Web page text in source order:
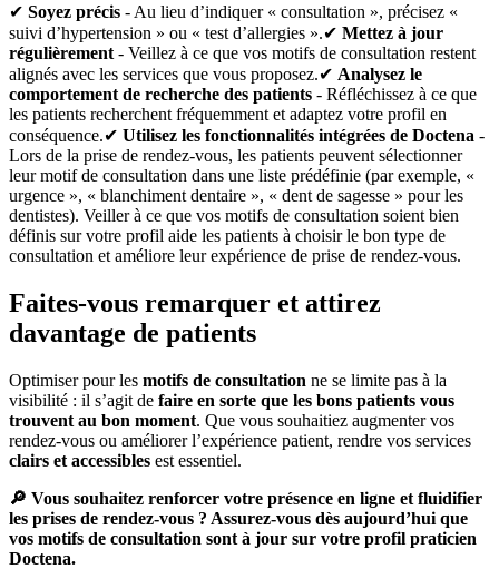
✔ Soyez précis - Au lieu d’indiquer « consultation », précisez «
suivi d’hypertension » ou « test d’allergies ».✔ Mettez à jour
régulièrement - Veillez à ce que vos motifs de consultation restent
alignés avec les services que vous proposez.✔ Analysez le
comportement de recherche des patients - Réfléchissez à ce que
les patients recherchent fréquemment et adaptez votre profil en
conséquence.✔ Utilisez les fonctionnalités intégrées de Doctena -
Lors de la prise de rendez-vous, les patients peuvent sélectionner
leur motif de consultation dans une liste prédéfinie (par exemple, «
urgence », « blanchiment dentaire », « dent de sagesse » pour les
dentistes). Veiller à ce que vos motifs de consultation soient bien
définis sur votre profil aide les patients à choisir le bon type de
consultation et améliore leur expérience de prise de rendez-vous.
Faites-vous remarquer et attirez
davantage de patients
Optimiser pour les motifs de consultation ne se limite pas à la
visibilité : il s’agit de faire en sorte que les bons patients vous
trouvent au bon moment. Que vous souhaitiez augmenter vos
rendez-vous ou améliorer l’expérience patient, rendre vos services
clairs et accessibles est essentiel.
🔎 Vous souhaitez renforcer votre présence en ligne et fluidifier
les prises de rendez-vous ? Assurez-vous dès aujourd’hui que
vos motifs de consultation sont à jour sur votre profil praticien
Doctena.